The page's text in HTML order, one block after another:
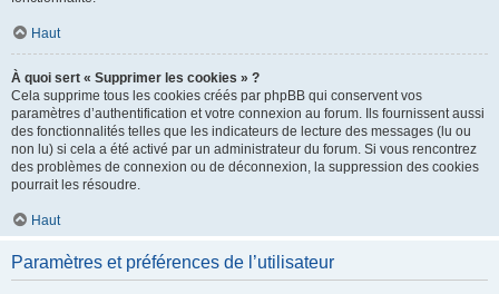
Haut
À quoi sert « Supprimer les cookies » ?
Cela supprime tous les cookies créés par phpBB qui conservent vos
paramètres d’authentification et votre connexion au forum. Ils fournissent aussi
des fonctionnalités telles que les indicateurs de lecture des messages (lu ou
non lu) si cela a été activé par un administrateur du forum. Si vous rencontrez
des problèmes de connexion ou de déconnexion, la suppression des cookies
pourrait les résoudre.
Haut
Paramètres et préférences de l’utilisateur